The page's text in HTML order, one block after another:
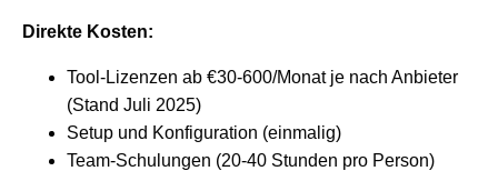
Direkte Kosten:
Tool-Lizenzen ab €30-600/Monat je nach Anbieter
(Stand Juli 2025)
Setup und Konfiguration (einmalig)
Team-Schulungen (20-40 Stunden pro Person)